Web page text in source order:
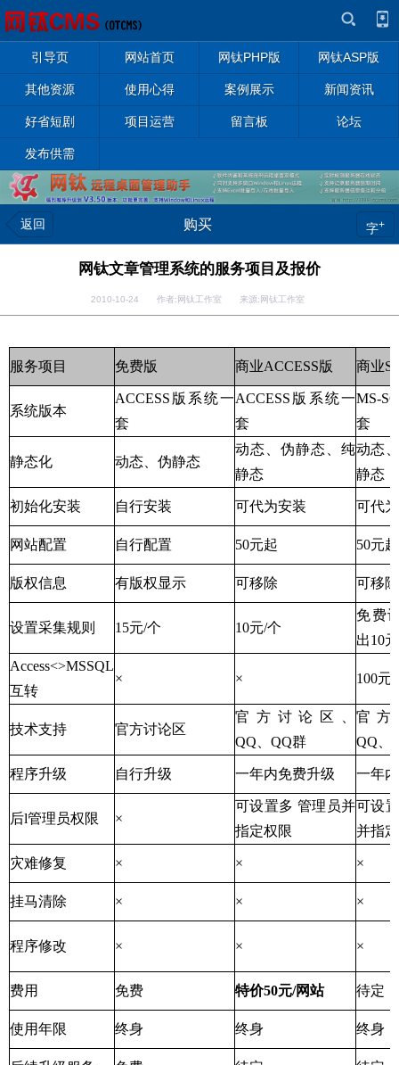
引导页 网站首页 网钛PHP版 网钛ASP版
其他资源 使用心得 案例展示 新闻资讯
好省短剧 项目运营 留言板 论坛
发布供需
返回 购买 字+
网钛文章管理系统的服务项目及报价
2010-10-24 作者:网钛工作室 来源:网钛工作室
服务项目 免费版 商业ACCESS版 商业
系统版本
ACCESS版系统一
套
ACCESS版系统一
套
MS-
套
静态化 动态、伪静态
动态、伪静态、纯
静态
动态
静态
初始化安装 自行安装 可代为安装 可代
网站配置 自行配置 50元起 50元起
版权信息 有版权显示 可移除 可移除
设置采集规则 15元/个 10元/个
免费
出10
Access<>MSSQL
互转
× × 100元
技术支持 官方讨论区
官方讨论区、
QQ、QQ群
官方
QQ、
程序升级 自行升级 一年内免费升级 一年
后l管理员权限 ×
可设置多 管理员并
指定权限
可设
并指
灾难修复 × × ×
挂马清除 × × ×
程序修改 × × ×
费用 免费 特价50元/网站 待定
使用年限 终身 终身 终身